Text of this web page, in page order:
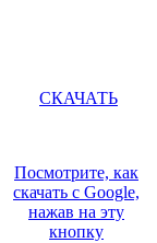
СКАЧАТЬ
Посмотрите, как
скачать с Google,
нажав на эту
кнопку